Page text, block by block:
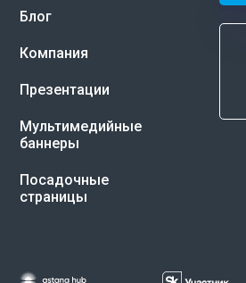
Блог
Компания
Презентации
Мультимедийные
баннеры
Посадочные
страницы